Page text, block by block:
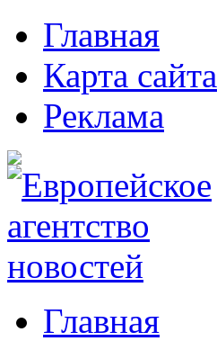
Главная
Карта сайта
Реклама
Главная